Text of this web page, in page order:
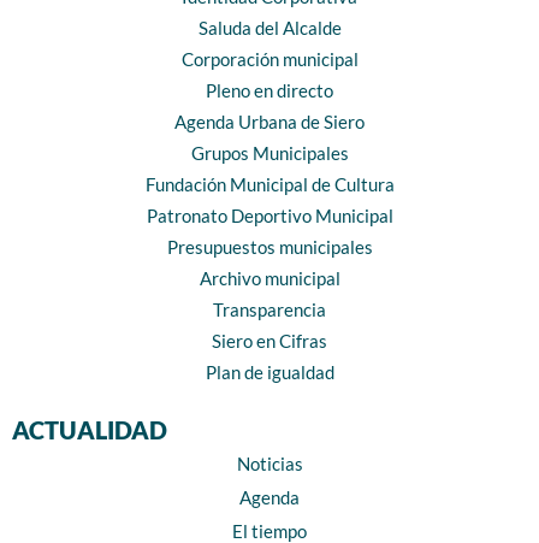
Saluda del Alcalde
Corporación municipal
Pleno en directo
Agenda Urbana de Siero
Grupos Municipales
Fundación Municipal de Cultura
Patronato Deportivo Municipal
Presupuestos municipales
Archivo municipal
Transparencia
Siero en Cifras
Plan de igualdad
ACTUALIDAD
Noticias
Agenda
El tiempo